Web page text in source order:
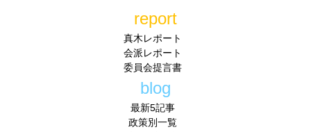
report
真木レポート
会派レポート
委員会提言書
blog
最新5記事
政策別一覧